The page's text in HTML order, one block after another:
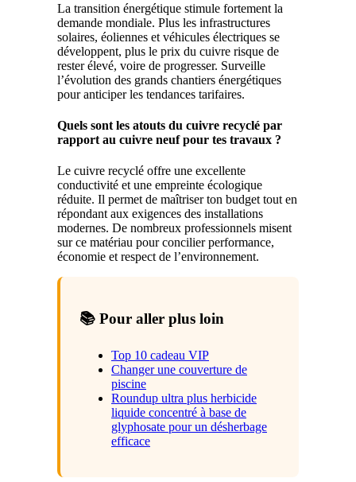
La transition énergétique stimule fortement la
demande mondiale. Plus les infrastructures
solaires, éoliennes et véhicules électriques se
développent, plus le prix du cuivre risque de
rester élevé, voire de progresser. Surveille
l’évolution des grands chantiers énergétiques
pour anticiper les tendances tarifaires.
Quels sont les atouts du cuivre recyclé par
rapport au cuivre neuf pour tes travaux ?
Le cuivre recyclé offre une excellente
conductivité et une empreinte écologique
réduite. Il permet de maîtriser ton budget tout en
répondant aux exigences des installations
modernes. De nombreux professionnels misent
sur ce matériau pour concilier performance,
économie et respect de l’environnement.
📚 Pour aller plus loin
Top 10 cadeau VIP
Changer une couverture de
piscine
Roundup ultra plus herbicide
liquide concentré à base de
glyphosate pour un désherbage
efficace